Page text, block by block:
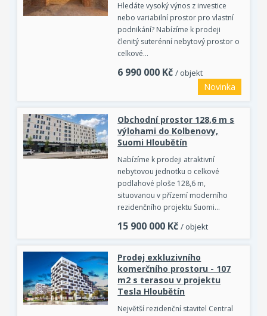
Hledáte vysoký výnos z investice
nebo variabilní prostor pro vlastní
podnikání? Nabízíme k prodeji
členitý suterénní nebytový prostor o
celkové…
6 990 000 Kč / objekt
Novinka
Obchodní prostor 128,6 m s
výlohami do Kolbenovy,
Suomi Hloubětín
Nabízíme k prodeji atraktivní
nebytovou jednotku o celkové
podlahové ploše 128,6 m,
situovanou v přízemí moderního
rezidenčního projektu Suomi…
15 900 000 Kč / objekt
Prodej exkluzivního
komerčního prostoru - 107
m2 s terasou v projektu
Tesla Hloubětín
Největší rezidenční stavitel Central